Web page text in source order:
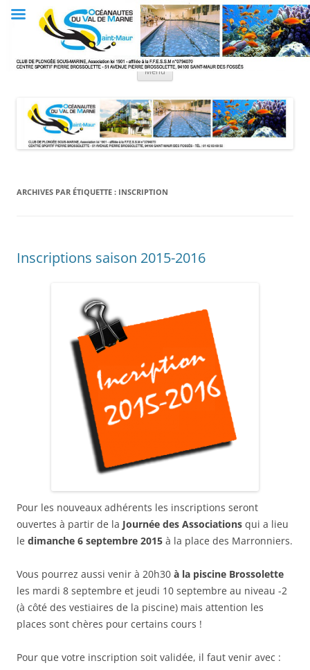
Club OVM
Les Océanautes du Val de Marne
Menu
ARCHIVES PAR ÉTIQUETTE : INSCRIPTION
Inscriptions saison 2015-2016
Pour les nouveaux adhérents les inscriptions seront
ouvertes à partir de la Journée des Associations qui a lieu
le dimanche 6 septembre 2015 à la place des Marronniers.
Vous pourrez aussi venir à 20h30 à la piscine Brossolette
les mardi 8 septembre et jeudi 10 septembre au niveau -2
(à côté des vestiaires de la piscine) mais attention les
places sont chères pour certains cours !
Pour que votre inscription soit validée, il faut venir avec :